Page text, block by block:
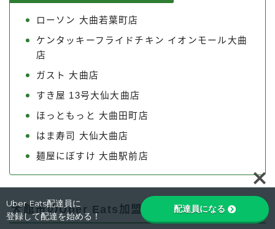
ローソン 大曲若葉町店
ケンタッキーフライドチキン イオンモール大曲
店
ガスト 大曲店
すき屋 13号大仙大曲店
ほっともっと 大曲田町店
はま寿司 大仙大曲店
麺屋にぼすけ 大曲駅前店
大館市のUber Eats加盟店・レストラン
Uber Eats配達員に
登録して配達を始める！
配達員になる